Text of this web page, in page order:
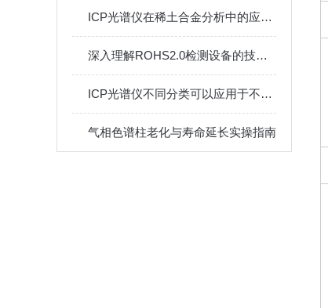
ICP光谱仪在稀土合金分析中的应用优势与挑战
深入理解ROHS2.0检测设备的技术标准
ICP光谱仪不同分类可以应用于不同领域
气相色谱柱老化与寿命延长实操指南